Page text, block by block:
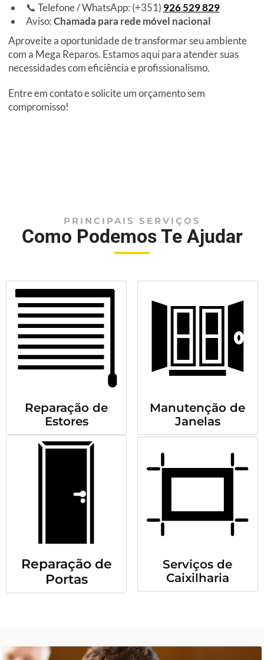
📞 Telefone / WhatsApp: (+351) 926 529 829
Aviso:Chamada para rede móvel nacional
Aproveite a oportunidade de transformar seu ambiente
com a Mega Reparos. Estamos aqui para atender suas
necessidades com eficiência e profissionalismo.
Entre em contato e solicite um orçamento sem
compromisso!
PRINCIPAIS SERVIÇOS
Como Podemos Te Ajudar
Reparação de
Estores
Manutenção de
Janelas
Reparação de
Portas
Serviços de
Caixilharia